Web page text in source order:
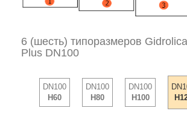
6 (шесть) типоразмеров
Plus DN100
DN100
H60
DN100
H80
DN100
H100